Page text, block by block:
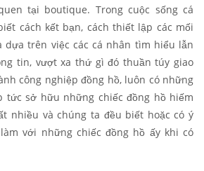
tại boutique. Trong cuộc sống cá
cách kết bạn, cách thiết lập các mối
trên việc các cá nhân tìm hiểu lẫn
tin, vượt xa thứ gì đó thuần túy giao
công nghiệp đồng hồ, luôn có những
tức sở hữu những chiếc đồng hồ hiếm
nhiều và chúng ta đều biết hoặc có ý
với những chiếc đồng hồ ấy khi có